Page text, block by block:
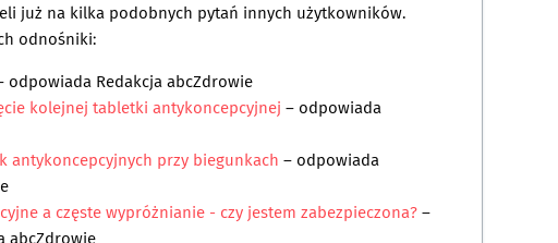
już na kilka podobnych pytań innych użytkowników.
odnośniki:
odpowiada Redakcja abcZdrowie
kolejnej tabletki antykoncepcyjnej – odpowiada
antykoncepcyjnych przy biegunkach – odpowiada
a częste wypróżnianie - czy jestem zabezpieczona?–